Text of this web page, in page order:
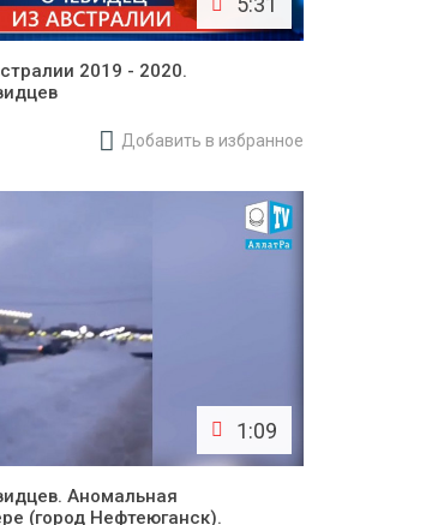
2019 - 2020.
Добавить в избранное
1:09
Аномальная
(город Нефтеюганск).